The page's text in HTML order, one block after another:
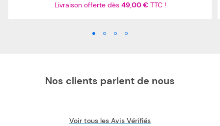
Livraison offerte dès 49,00 €TTC !
Nos clients parlent de nous
Voir tous les Avis Vérifiés